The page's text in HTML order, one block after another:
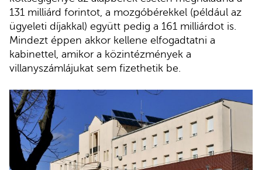
131 milliárd forintot, a mozgóbérekkel (például az
ügyeleti díjakkal) együtt pedig a 161 milliárdot is.
Mindezt éppen akkor kellene elfogadtatni a
kabinettel, amikor a közintézmények a
villanyszámlájukat sem fizethetik be.